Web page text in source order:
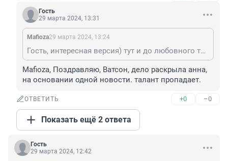
Гость
29 марта 2024, 13:31
Mafioza29 марта 2024, 13:24
Гость, интересная версия) тут и до любовного треугольника можно додумать🤭 хотя я имела в виду, что усб сами пришли к малолетке, может попалась на чем то и предложили соскочить.
Mafioza, Поздравляю, Ватсон, дело раскрыла анна,
на основании одной новости. талант пропадает.
ОТВЕТИТЬ +0 –0
Показать ещё 2 ответа
Гость
29 марта 2024, 12:42